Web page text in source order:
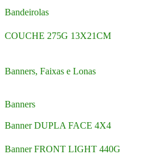
Bandeirolas
COUCHE 275G 13X21CM
Banners, Faixas e Lonas
Banners
Banner DUPLA FACE 4X4
Banner FRONT LIGHT 440G